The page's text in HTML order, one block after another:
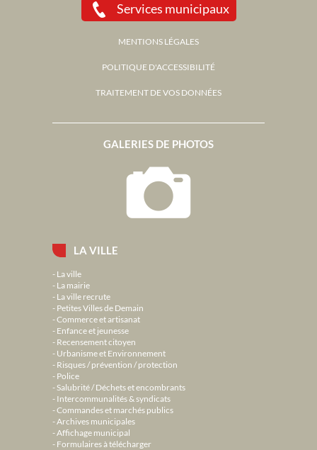
LA VILLE
La ville
La mairie
La ville recrute
Petites Villes de Demain
Commerce et artisanat
Enfance et jeunesse
Recensement citoyen
Urbanisme et Environnement
Risques / prévention / protection
Police
Salubrité / Déchets et encombrants
Intercommunalités & syndicats
Commandes et marchés publics
Archives municipales
Affichage municipal
Formulaires à télécharger
GALERIES DE PHOTOS
Services municipaux
MENTIONS LÉGALES
POLITIQUE D'ACCESSIBILITÉ
TRAITEMENT DE VOS DONNÉES